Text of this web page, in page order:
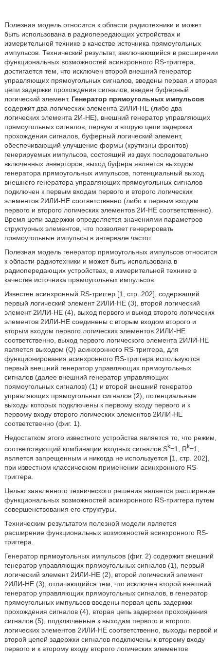
Полезная модель относится к области радиотехники и может
быть использована в радиопередающих устройствах и
измерительной технике в качестве источника прямоугольных
импульсов. Технический результат, заключающийся в расширении
функциональных возможностей асинхронного RS-триггера,
достигается тем, что исключен второй внешний генератор
управляющих прямоугольных сигналов, введены первая и вторая
цепи задержки прохождения сигналов, введен буферный
логический элемент. Генератор прямоугольных импульсов
содержит два логических элемента 2ИЛИ-НЕ (либо два
логических элемента 2И-НЕ), внешний генератор управляющих
прямоугольных сигналов, первую и вторую цепи задержки
прохождения сигналов, буферный логический элемент,
обеспечивающий улучшение формы (крутизны фронтов)
генерируемых импульсов, состоящий из двух последовательно
включенных инверторов, выход буфера является выходом
генератора прямоугольных импульсов, потенциальный выход
внешнего генератора управляющих прямоугольных сигналов
подключен к первым входам первого и второго логических
элементов 2ИЛИ-НЕ соответственно (либо к первым входам
первого и второго логических элементов 2И-НЕ соответственно).
Время цепи задержки определяется значениями параметров
структурных элементов, что позволяет генерировать
прямоугольные импульсы в интервале частот.
Полезная модель генератор прямоугольных импульсов относится
к области радиотехники и может быть использована в
радиопередающих устройствах, в измерительной технике в
качестве источника прямоугольных импульсов.
Известен асинхронный RS-триггер [1, стр. 202], содержащий
первый логический элемент 2ИЛИ-НЕ (3), второй логический
элемент 2ИЛИ-НЕ (4), выход первого и выход второго логических
элементов 2ИЛИ-НЕ соединены с вторым входом второго и
вторым входом первого логических элементов 2ИЛИ-НЕ
соответственно, выход первого логического элемента 2ИЛИ-НЕ
является выходом (Q) асинхронного RS-триггера, для
функционирования асинхронного RS-триггера используются
первый внешний генератор управляющих прямоугольных
сигналов (далее внешний генератор управляющих
прямоугольных сигналов) (1) и второй внешний генератор
управляющих прямоугольных сигналов (2), потенциальные
выходы которых подключены к первому входу первого и к
первому входу второго логических элементов 2ИЛИ-НЕ
соответственно (фиг. 1).
Недостатком этого известного устройства является то, что режим,
соответствующий комбинации входных сигналов Sk=1, Rk=1,
является запрещенным и никогда не используется [1, стр. 202],
при известном классическом применении асинхронного RS-
триггера.
Целью заявленного технического решения является расширение
функциональных возможностей асинхронного RS-триггера путем
совершенствования его структуры.
Техническим результатом полезной модели является
расширение функциональных возможностей асинхронного RS-
триггера.
Генератор прямоугольных импульсов (фиг. 2) содержит внешний
генератор управляющих прямоугольных сигналов (1), первый
логический элемент 2ИЛИ-НЕ (2), второй логический элемент
2ИЛИ-НЕ (3), отличающийся тем, что исключен второй внешний
генератор управляющих прямоугольных сигналов, в генератор
прямоугольных импульсов введены первая цепь задержки
прохождения сигналов (4), вторая цепь задержки прохождения
сигналов (5), подключенные к выходам первого и второго
логических элементов 2ИЛИ-НЕ соответственно, выходы первой и
второй цепей задержки сигналов подключены к второму входу
первого и к второму входу второго логических элементов